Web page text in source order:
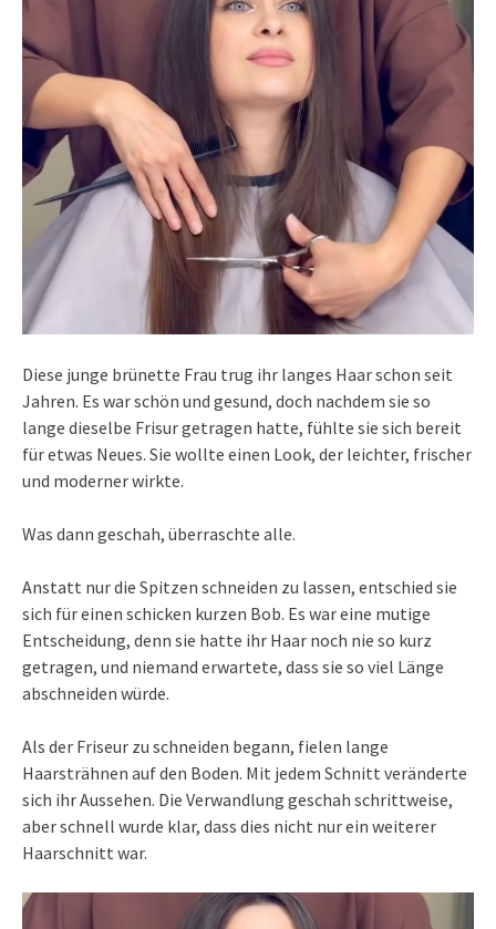
Diese junge brünette Frau trug ihr langes Haar schon seit
Jahren. Es war schön und gesund, doch nachdem sie so
lange dieselbe Frisur getragen hatte, fühlte sie sich bereit
für etwas Neues. Sie wollte einen Look, der leichter, frischer
und moderner wirkte.
Was dann geschah, überraschte alle.
Anstatt nur die Spitzen schneiden zu lassen, entschied sie
sich für einen schicken kurzen Bob. Es war eine mutige
Entscheidung, denn sie hatte ihr Haar noch nie so kurz
getragen, und niemand erwartete, dass sie so viel Länge
abschneiden würde.
Als der Friseur zu schneiden begann, fielen lange
Haarsträhnen auf den Boden. Mit jedem Schnitt veränderte
sich ihr Aussehen. Die Verwandlung geschah schrittweise,
aber schnell wurde klar, dass dies nicht nur ein weiterer
Haarschnitt war.